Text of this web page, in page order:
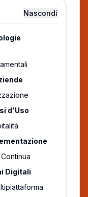
Nascondi
d'Uso
Digitali